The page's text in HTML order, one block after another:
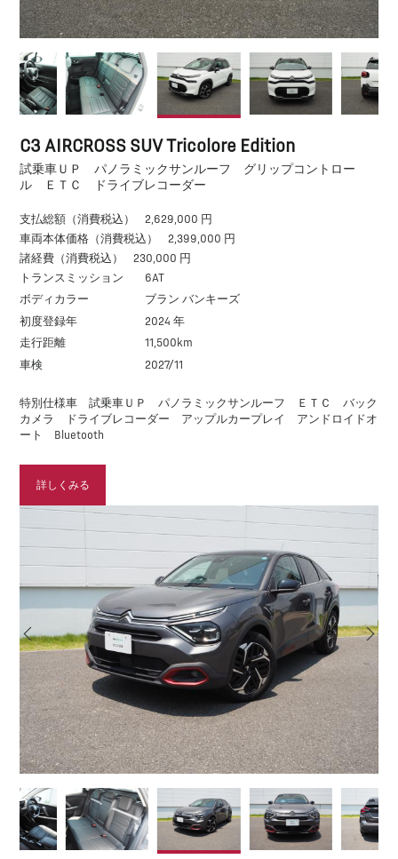
C3 AIRCROSS SUV Tricolore Edition
試乗車ＵＰ パノラミックサンルーフ グリップコントロー
ル ＥＴＣ ドライブレコーダー
支払総額（消費税込）
2,629,000 円
車両本体価格（消費税込）
2,399,000 円
諸経費（消費税込）
230,000 円
トランスミッション
6AT
ボディカラー
ブラン バンキーズ
初度登録年
2024 年
走行距離
11,500km
車検
2027/11
特別仕様車 試乗車ＵＰ パノラミックサンルーフ ＥＴＣ バック
カメラ ドライブレコーダー アップルカープレイ アンドロイドオ
ート Bluetooth
詳しくみる